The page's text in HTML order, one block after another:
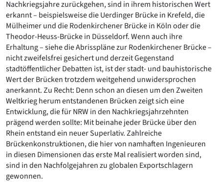
Nachkriegsjahre zurückgehen, sind in ihrem historischen Wert
erkannt – beispielsweise die Uerdinger Brücke in Krefeld, die
Mülheimer und die Rodenkirchener Brücke in Köln oder die
Theodor-Heuss-Brücke in Düsseldorf. Wenn auch ihre
Erhaltung – siehe die Abrisspläne zur Rodenkirchener Brücke –
nicht zweifelsfrei gesichert und derzeit Gegenstand
stadtöffentlicher Debatten ist, ist der stadt- und bauhistorische
Wert der Brücken trotzdem weitgehend unwidersprochen
anerkannt. Zu Recht: Denn schon an diesen um den Zweiten
Weltkrieg herum entstandenen Brücken zeigt sich eine
Entwicklung, die für NRW in den Nachkriegsjahrzehnten
prägend werden sollte: Mit beinahe jeder Brücke über den
Rhein entstand ein neuer Superlativ. Zahlreiche
Brückenkonstruktionen, die hier von namhaften Ingenieuren
in diesen Dimensionen das erste Mal realisiert worden sind,
sind in den Nachfolgejahren zu globalen Exportschlagern
gewonnen.